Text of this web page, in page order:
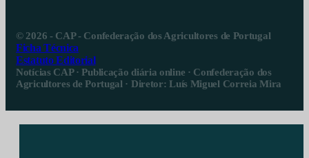
© 2026 - CAP - Confederação dos Agricultores de Portugal
Ficha Técnica
Estatuto Editorial
Notícias CAP · Publicação diária online · Confederação dos
Agricultores de Portugal · Diretor: Luís Miguel Correia Mira